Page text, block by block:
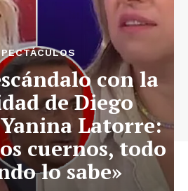
con la
de Diego
Latorre:
cuernos, todo
lo sabe»